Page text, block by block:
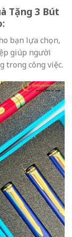
Tặng 3 Bút
bạn lựa chọn,
giúp người
trong công việc.